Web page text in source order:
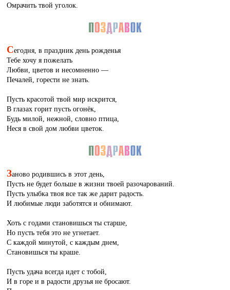
Омрачить твой уголок.
Сегодня, в праздник день рожденья
Тебе хочу я пожелать
Любви, цветов и несомненно —
Печалей, горести не знать.
Пусть красотой твой мир искрится,
В глазах горит пусть огонёк,
Будь милой, нежной, словно птица,
Неся в свой дом любви цветок.
Заново родившись в этот день,
Пусть не будет больше в жизни твоей разочарований.
Пусть улыбка твоя все так же дарит радость.
И любимые люди заботятся и обнимают.
Хоть с годами становишься ты старше,
Но пусть тебя это не угнетает.
С каждой минутой, с каждым днем,
Становишься ты краше.
Пусть удача всегда идет с тобой,
И в горе и в радости друзья не бросают.